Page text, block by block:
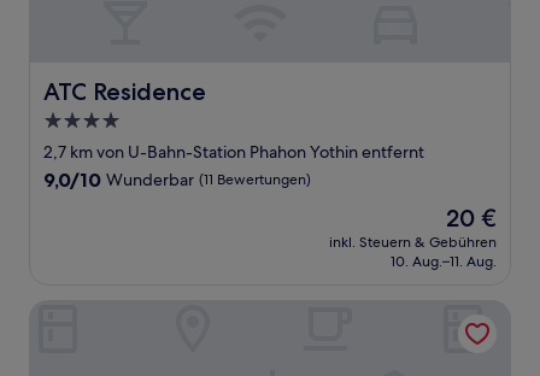
ATC Residence
ATC Residence
4.0-
Sterne-
Unterkunft
2,7 km von U-Bahn-Station Phahon Yothin entfernt
9.0
9,0/10 Wunderbar (11 Bewertungen)
Der
Preis
beträgt
20 €
inkl. Steuern & Gebühren
10. Aug.–11. Aug.
Simplestay Chatuchak, Surestay Collection By Best